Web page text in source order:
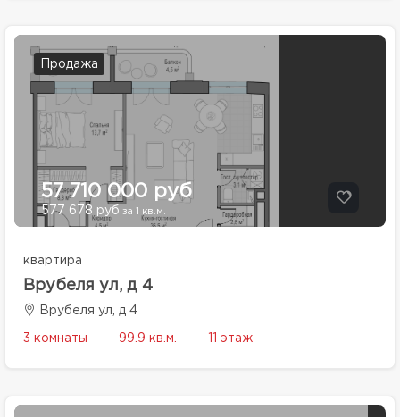
Продажа
57 710 000 руб
577 678 руб за 1 кв.м.
квартира
Врубеля ул, д 4
Врубеля ул, д 4
3 комнаты 99.9 кв.м. 11 этаж